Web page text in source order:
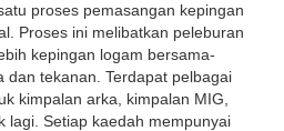
proses pemasangan kepingan
Proses ini melibatkan peleburan
kepingan logam bersama-
dan tekanan. Terdapat pelbagai
kimpalan arka, kimpalan MIG,
lagi. Setiap kaedah mempunyai